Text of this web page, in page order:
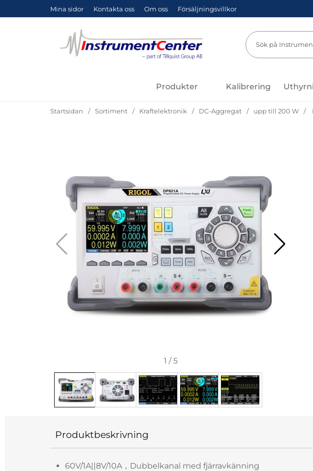
Mina sidor Kontakta oss Om oss Försäljningsvillkor
Sök
Produkter Kalibrering
Startsidan Sortiment Kraftelektronik DC-Aggregat upp till 200 W
1 /5
Produktbeskrivning
60V/1A||8V/10A，Dubbelkanal med fjärravkänning